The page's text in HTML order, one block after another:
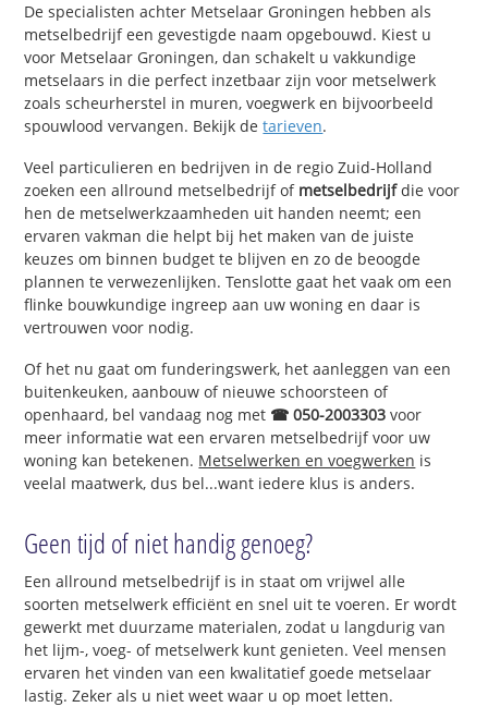
De specialisten achter Metselaar Groningen hebben als
metselbedrijf een gevestigde naam opgebouwd. Kiest u
voor Metselaar Groningen, dan schakelt u vakkundige
metselaars in die perfect inzetbaar zijn voor metselwerk
zoals scheurherstel in muren, voegwerk en bijvoorbeeld
spouwlood vervangen. Bekijk detarieven.
Veel particulieren en bedrijven in de regio Zuid-Holland
zoeken een allround metselbedrijf of metselbedrijfdie voor
hen de metselwerkzaamheden uit handen neemt; een
ervaren vakman die helpt bij het maken van de juiste
keuzes om binnen budget te blijven en zo de beoogde
plannen te verwezenlijken. Tenslotte gaat het vaak om een
flinke bouwkundige ingreep aan uw woning en daar is
vertrouwen voor nodig.
Of het nu gaat om funderingswerk, het aanleggen van een
buitenkeuken, aanbouw of nieuwe schoorsteen of
openhaard, bel vandaag nog met ☎ 050-2003303 voor
meer informatie wat een ervaren metselbedrijf voor uw
woning kan betekenen. Metselwerken en voegwerken is
veelal maatwerk, dus bel...want iedere klus is anders.
Geen tijd of niet handig genoeg?
Een allround metselbedrijf is in staat om vrijwel alle
soorten metselwerk efficiënt en snel uit te voeren. Er wordt
gewerkt met duurzame materialen, zodat u langdurig van
het lijm-, voeg- of metselwerk kunt genieten. Veel mensen
ervaren het vinden van een kwalitatief goede metselaar
lastig. Zeker als u niet weet waar u op moet letten.